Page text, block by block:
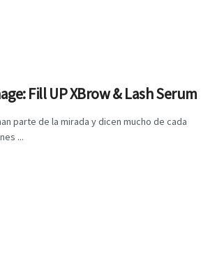
Fill UP XBrow & Lash Serum
parte de la mirada y dicen mucho de cada
...